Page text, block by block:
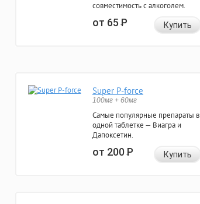
совместимость с алкоголем.
от 65Р Купить
Super P-force
100мг + 60мг
Самые популярные препараты в
одной таблетке — Виагра и
Дапоксетин.
от 200Р Купить